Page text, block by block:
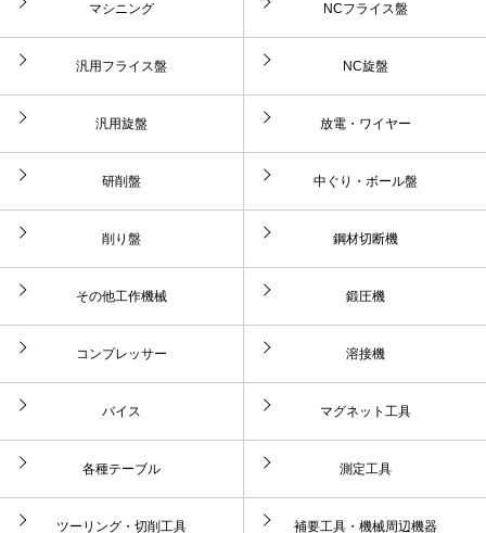
マシニング NCフライス盤
汎用フライス盤 NC旋盤
汎用旋盤 放電・ワイヤー
研削盤 中ぐり・ボール盤
削り盤 鋼材切断機
その他工作機械 鍛圧機
コンプレッサー 溶接機
バイス マグネット工具
各種テーブル 測定工具
ツーリング・切削工具 補要工具・機械周辺機器